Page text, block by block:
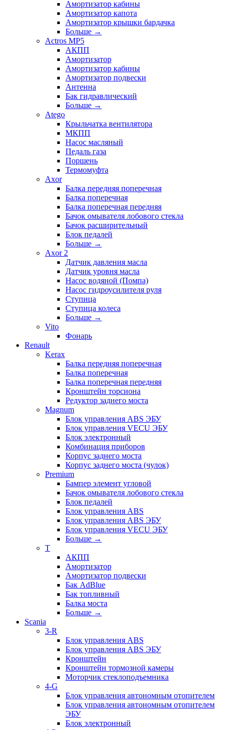
Амортизатор кабины
Амортизатор капота
Амортизатор крышки бардачка
Больше →
Actros MP5
АКПП
Амортизатор
Амортизатор кабины
Амортизатор подвески
Антенна
Бак гидравлический
Больше →
Atego
Крыльчатка вентилятора
МКПП
Насос масляный
Педаль газа
Поршень
Термомуфта
Axor
Балка передняя поперечная
Балка поперечная
Балка поперечная передняя
Бачок омывателя лобового стекла
Бачок расширительный
Блок педалей
Больше →
Axor 2
Датчик давления масла
Датчик уровня масла
Насос водяной (Помпа)
Насос гидроусилителя руля
Ступица
Ступица колеса
Больше →
Vito
Фонарь
Renault
Kerax
Балка передняя поперечная
Балка поперечная
Балка поперечная передняя
Кронштейн торсиона
Редуктор заднего моста
Magnum
Блок управления ABS ЭБУ
Блок управления VECU ЭБУ
Блок электронный
Комбинация приборов
Корпус заднего моста
Корпус заднего моста (чулок)
Premium
Бампер элемент угловой
Бачок омывателя лобового стекла
Блок педалей
Блок управления ABS
Блок управления ABS ЭБУ
Блок управления VECU ЭБУ
Больше →
T
АКПП
Амортизатор
Амортизатор подвески
Бак AdBlue
Бак топливный
Балка моста
Больше →
Scania
3-R
Блок управления ABS
Блок управления ABS ЭБУ
Кронштейн
Кронштейн тормозной камеры
Моторчик стеклоподъемника
4-G
Блок управления автономным отопителем
Блок управления автономным отопителем
ЭБУ
Блок электронный